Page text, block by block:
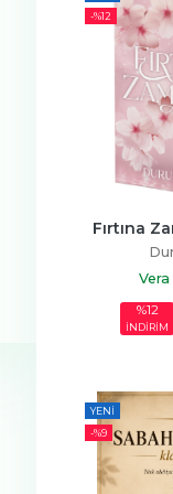
Henüz Her
Zeus
20,10
-%12
Fırtına
Vera
%12
İNDİRİM
YENI
-%9